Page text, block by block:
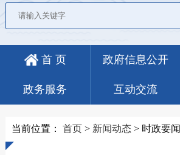
首 页 政府信息公开
政务服务 互动交流
当前位置： 首页> 新闻动态> 时政要闻